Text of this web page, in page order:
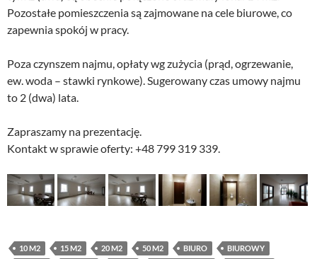
Pozostałe pomieszczenia są zajmowane na cele biurowe, co
zapewnia spokój w pracy.
Poza czynszem najmu, opłaty wg zużycia (prąd, ogrzewanie,
ew. woda – stawki rynkowe). Sugerowany czas umowy najmu
to 2 (dwa) lata.
Zapraszamy na prezentację.
Kontakt w sprawie oferty: +48 799 319 339.
10 M2 15 M2 20 M2 50 M2 BIURO
BIUROWY